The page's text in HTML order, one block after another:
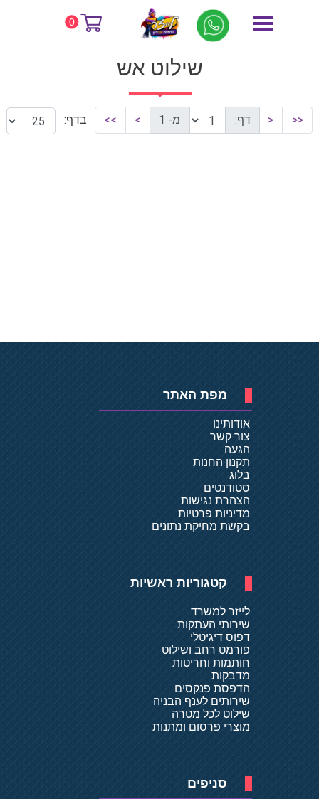
0 דף הבית שילוט אש
שילוט אש
<<
< דף: מ- 1 >
>> בדף:
מפת האתר
אודותינו
צור קשר
הגעה
תקנון החנות
בלוג
סטודנטים
הצהרת נגישות
מדיניות פרטיות
בקשת מחיקת נתונים
קטגוריות ראשיות
לייזר למשרד
שירותי העתקות
דפוס דיגיטלי
פורמט רחב ושילוט
חותמות וחריטות
מדבקות
הדפסת פנקסים
שירותים לענף הבניה
שילוט לכל מטרה
מוצרי פרסום ומתנות
סניפים